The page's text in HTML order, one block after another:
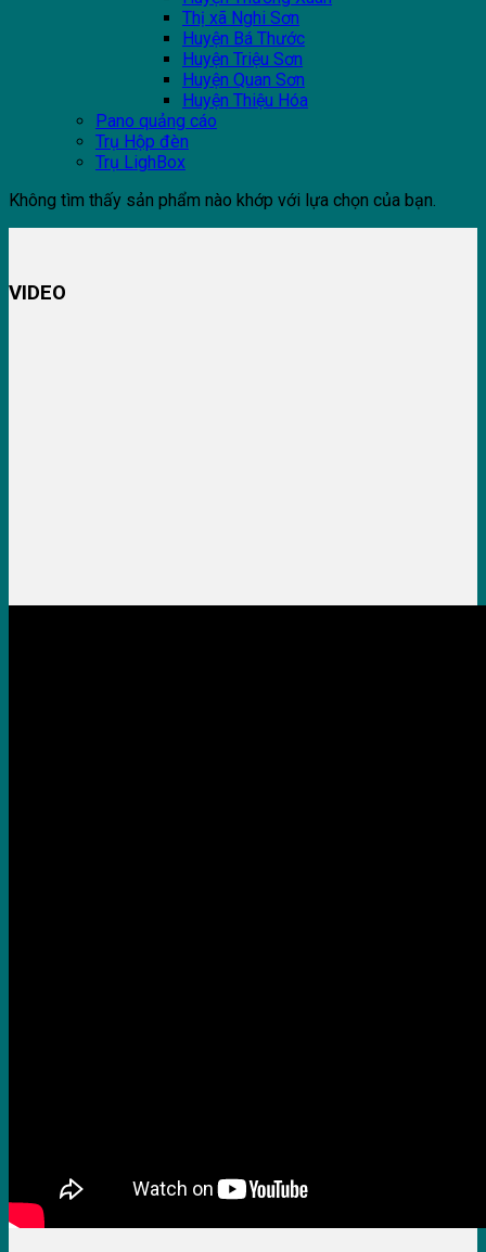
Thị xã Nghi Sơn
Huyện Bá Thước
Huyện Triệu Sơn
Huyện Quan Sơn
Huyện Thiệu Hóa
Pano quảng cáo
Trụ Hộp đèn
Trụ LighBox
Không tìm thấy sản phẩm nào khớp với lựa chọn của bạn.
VIDEO